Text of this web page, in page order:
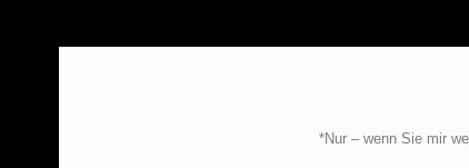
*Nur – wenn Sie mir